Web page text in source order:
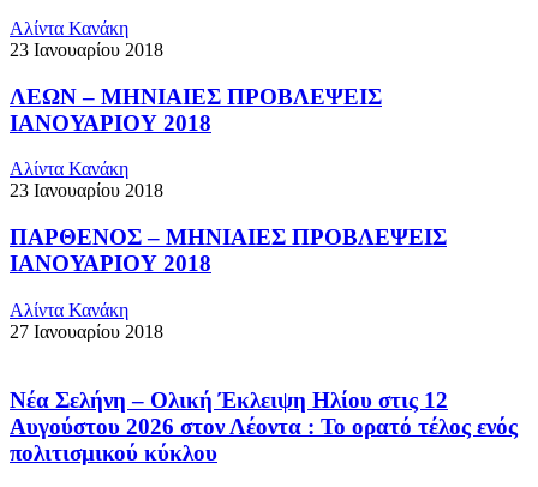
Αλίντα Κανάκη
23 Ιανουαρίου 2018
ΛΕΩΝ – ΜΗΝΙΑΙΕΣ ΠΡΟΒΛΕΨΕΙΣ
ΙΑΝΟΥΑΡΙΟΥ 2018
Αλίντα Κανάκη
23 Ιανουαρίου 2018
ΠΑΡΘΕΝΟΣ – ΜΗΝΙΑΙΕΣ ΠΡΟΒΛΕΨΕΙΣ
ΙΑΝΟΥΑΡΙΟΥ 2018
Αλίντα Κανάκη
27 Ιανουαρίου 2018
Νέα Σελήνη – Ολική Έκλειψη Ηλίου στις 12
Αυγούστου 2026 στον Λέοντα : Το ορατό τέλος ενός
πολιτισμικού κύκλου